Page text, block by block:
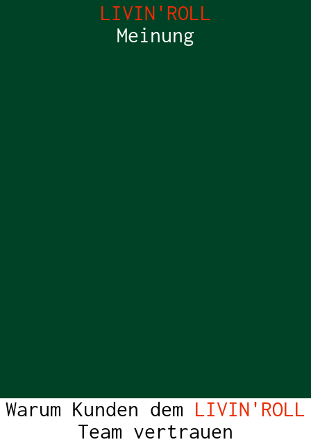
LIVIN'ROLL
Meinung
Warum Kunden dem LIVIN'ROLL
Team vertrauen